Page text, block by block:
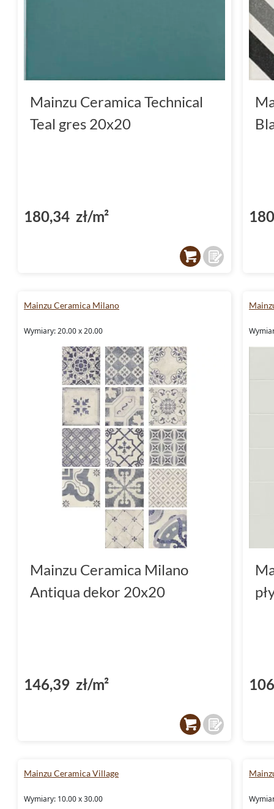
Mainzu Ceramica Technical
Teal gres 20x20
180,34 zł/m²
Mainzu Ceramica Milano
Wymiary: 20.00 x 20.00
Mainzu Ceramica Milano
Antiqua dekor 20x20
146,39 zł/m²
Mainzu Ceramica Village
Wymiary: 10.00 x 30.00